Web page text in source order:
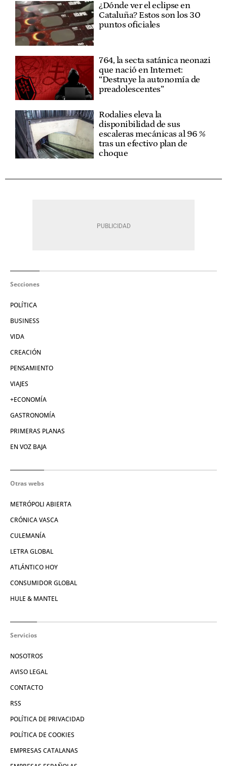
¿Dónde ver el eclipse en
Cataluña? Estos son los 30
puntos oficiales
764, la secta satánica neonazi
que nació en Internet:
“Destruye la autonomía de
preadolescentes”
Rodalies eleva la
disponibilidad de sus
escaleras mecánicas al 96 %
tras un efectivo plan de
choque
Secciones
POLÍTICA
BUSINESS
VIDA
CREACIÓN
PENSAMIENTO
VIAJES
+ECONOMÍA
GASTRONOMÍA
PRIMERAS PLANAS
EN VOZ BAJA
Otras webs
METRÓPOLI ABIERTA
CRÓNICA VASCA
CULEMANÍA
LETRA GLOBAL
ATLÁNTICO HOY
CONSUMIDOR GLOBAL
HULE & MANTEL
Servicios
NOSOTROS
AVISO LEGAL
CONTACTO
RSS
POLÍTICA DE PRIVACIDAD
POLÍTICA DE COOKIES
EMPRESAS CATALANAS